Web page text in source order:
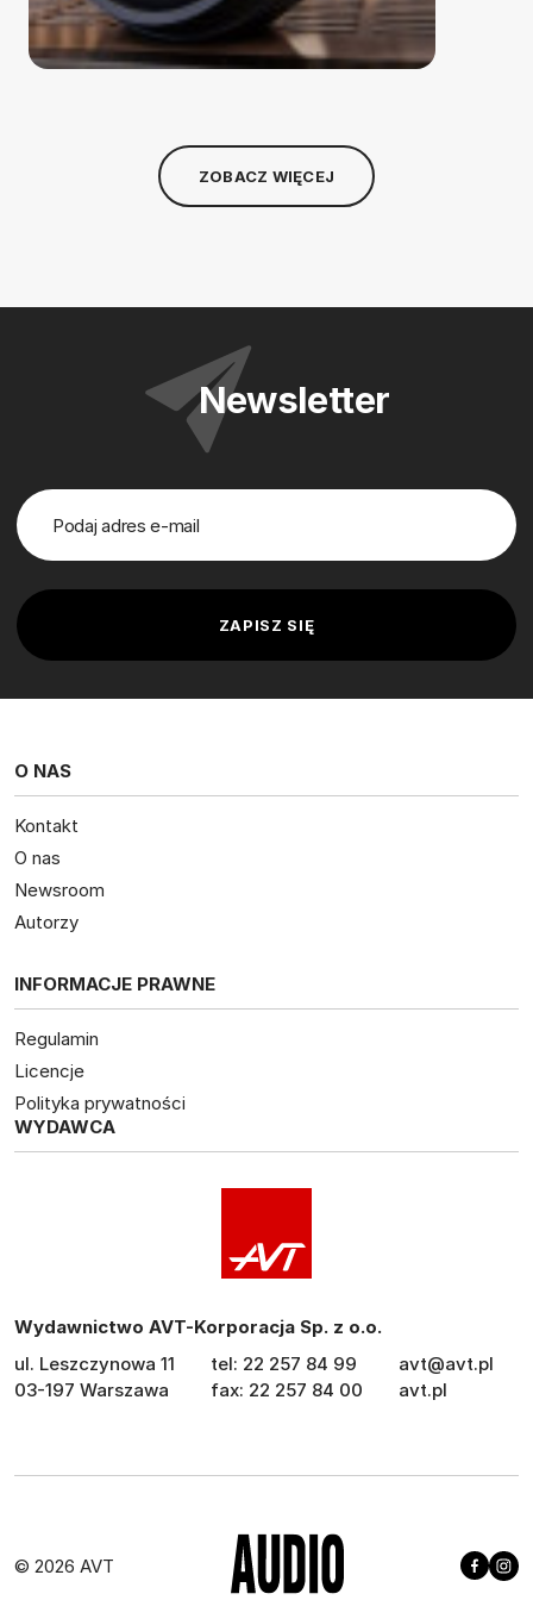
ZOBACZ WIĘCEJ
Newsletter
O NAS
Kontakt
O nas
Newsroom
Autorzy
INFORMACJE PRAWNE
Regulamin
Licencje
Polityka prywatności
WYDAWCA
Wydawnictwo AVT-Korporacja Sp. z o.o.
ul. Leszczynowa 11
03-197 Warszawa
tel: 22 257 84 99
fax: 22 257 84 00
avt@avt.pl
avt.pl
© 2026 AVT